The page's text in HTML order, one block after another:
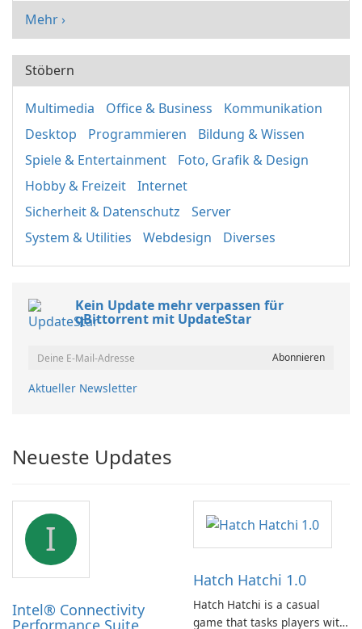
Mehr ›
Stöbern
Multimedia Office & Business
Kommunikation
Desktop
Programmieren
Bildung & Wissen
Spiele & Entertainment
Foto, Grafik & Design
Hobby & Freizeit
Internet
Sicherheit & Datenschutz
Server
System & Utilities
Webdesign Diverses
Kein Update mehr verpassen für
qBittorrent mit UpdateStar
Aktueller Newsletter
Neueste Updates
I
Intel® Connectivity
Hatch Hatchi 1.0
Hatch Hatchi is a casual
game that tasks players with